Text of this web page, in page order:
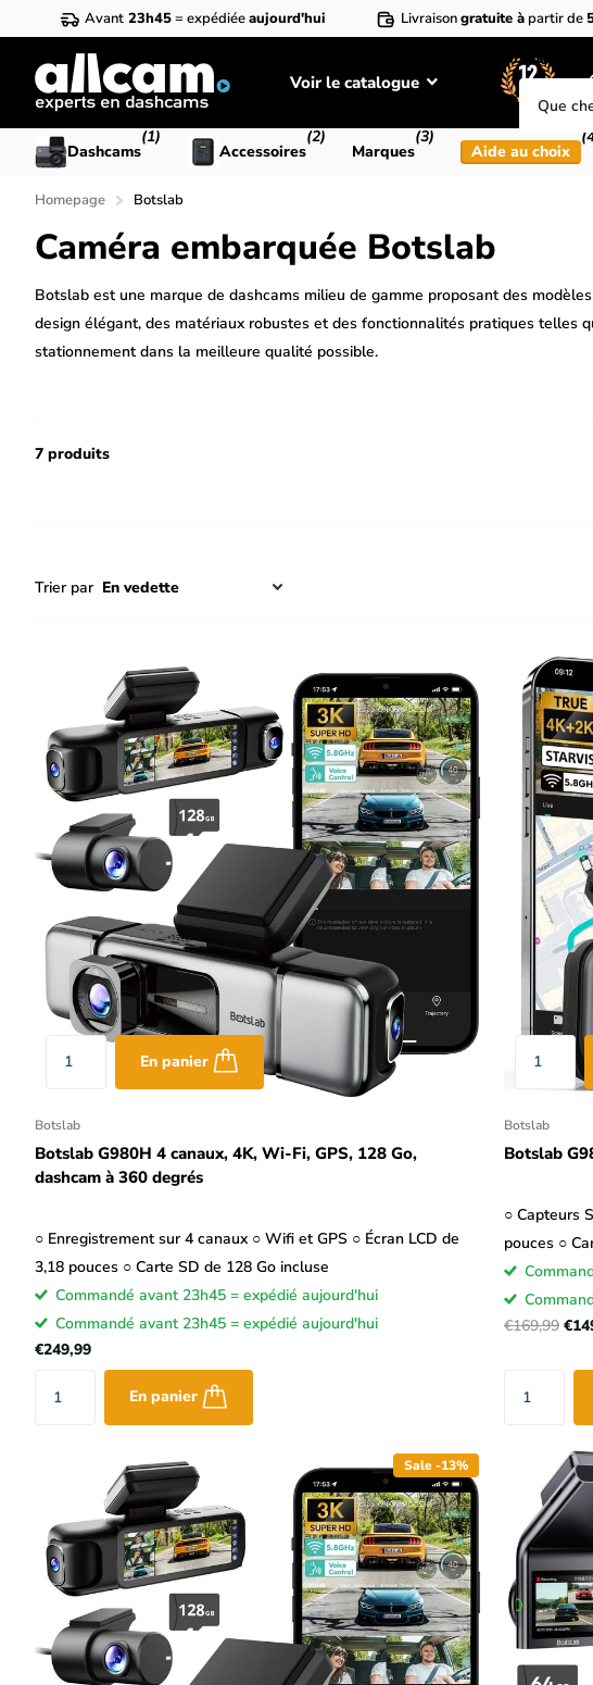
Avant 23h45= expédiéeaujourd'hui Livraisongratuite à partir de
Voir le catalogue
Que
Dashcams
(1)
Accessoires
(2)
Marques
(3)
Aide au choix
Homepage Botslab
Caméra embarquée Botslab
Botslab est une marque de dashcams milieu de gamme proposant des
design élégant, des matériaux robustes et des fonctionnalités pratiques
stationnement dans la meilleure qualité possible.
7 produits
Trier par
En panier
Botslab
Botslab G980H 4 canaux, 4K, Wi-Fi, GPS, 128 Go,
dashcam à 360 degrés
○ Enregistrement sur 4 canaux ○ Wifi et GPS ○ Écran LCD de
3,18 pouces ○ Carte SD de 128 Go incluse
Commandé avant 23h45 = expédié aujourd'hui
Commandé avant 23h45 = expédié aujourd'hui
€249,99
En panier
Botslab
Botslab
○ Capteurs
pouces ○
€169,99
Sale -13%